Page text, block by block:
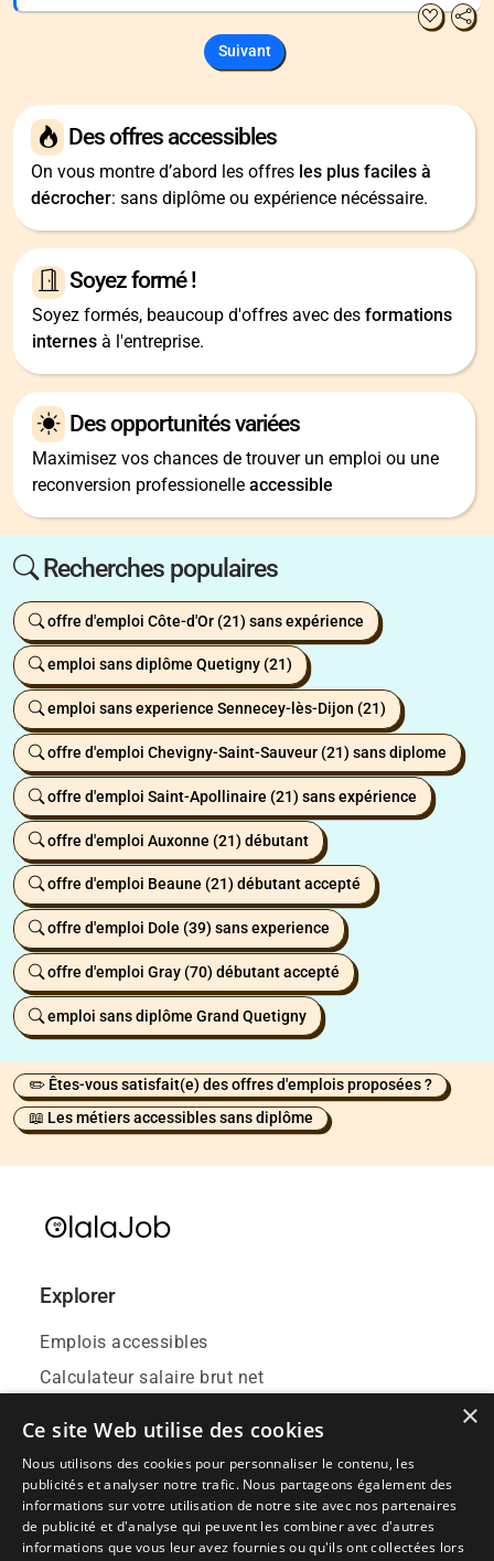
Suivant
Des offres accessibles
On vous montre d’abord les offres les plus faciles à
décrocher: sans diplôme ou expérience nécéssaire.
Soyez formé !
Soyez formés, beaucoup d'offres avec des formations
internes à l'entreprise.
Des opportunités variées
Maximisez vos chances de trouver un emploi ou une
reconversion professionelle accessible
Recherches populaires
offre d'emploi Côte-d'Or (21) sans expérience
emploi sans diplôme Quetigny (21)
emploi sans experience Sennecey-lès-Dijon (21)
offre d'emploi Chevigny-Saint-Sauveur (21) sans diplome
offre d'emploi Saint-Apollinaire (21) sans expérience
offre d'emploi Auxonne (21) débutant
offre d'emploi Beaune (21) débutant accepté
offre d'emploi Dole (39) sans experience
offre d'emploi Gray (70) débutant accepté
emploi sans diplôme Grand Quetigny
✏️ Êtes-vous satisfait(e) des offres d'emplois proposées ?
📖 Les métiers accessibles sans diplôme
Explorer
Emplois accessibles
Calculateur salaire brut net
Événements emploi
×
Ce site Web utilise des cookies
Nous utilisons des cookies pour personnaliser le contenu, les
publicités et analyser notre trafic. Nous partageons également des
informations sur votre utilisation de notre site avec nos partenaires
de publicité et d'analyse qui peuvent les combiner avec d'autres
informations que vous leur avez fournies ou qu'ils ont collectées lors